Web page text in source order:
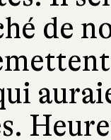
de